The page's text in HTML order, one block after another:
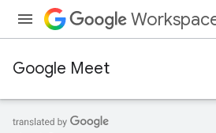
Google Meet